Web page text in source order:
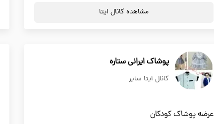
مشاهده کانال ایتا
پوشاک ایرانی ستاره
کانال ایتا سایر
عرضه پوشاک کودکان